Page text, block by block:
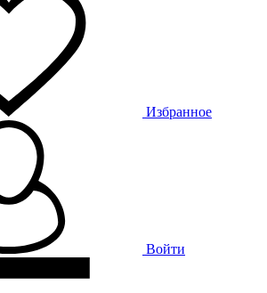
Избранное
Войти